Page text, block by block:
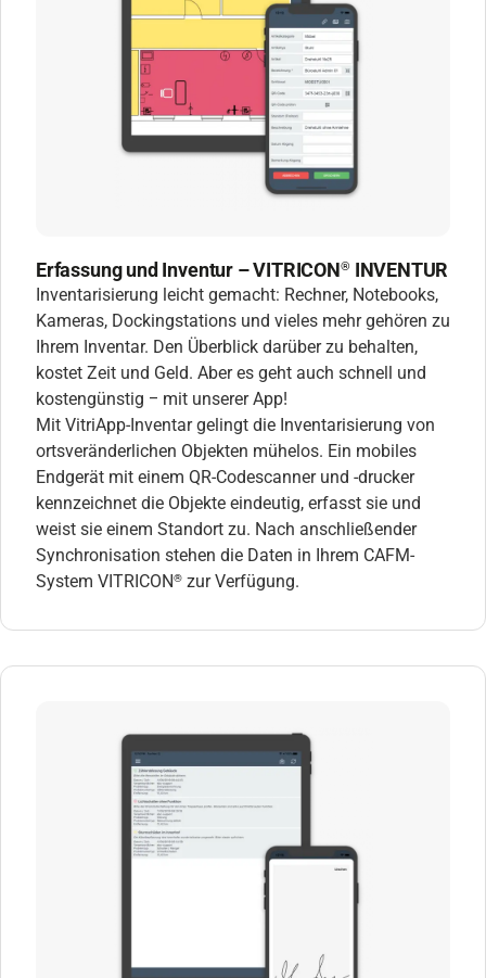
Erfassung und Inventur – VITRICON® INVENTUR
Inventarisierung leicht gemacht: Rechner, Notebooks,
Kameras, Dockingstations und vieles mehr gehören zu
Ihrem Inventar. Den Überblick darüber zu behalten,
kostet Zeit und Geld. Aber es geht auch schnell und
kostengünstig ‒ mit unserer App!
Mit VitriApp-Inventar gelingt die Inventarisierung von
ortsveränderlichen Objekten mühelos. Ein mobiles
Endgerät mit einem QR-Codescanner und -drucker
kennzeichnet die Objekte eindeutig, erfasst sie und
weist sie einem Standort zu. Nach anschließender
Synchronisation stehen die Daten in Ihrem CAFM-
System VITRICON® zur Verfügung.